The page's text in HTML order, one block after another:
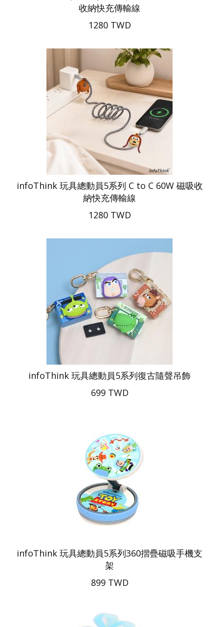
收納快充傳輸線
1280 TWD
infoThink 玩具總動員5系列 C to C 60W 磁吸收
納快充傳輸線
1280 TWD
infoThink 玩具總動員5系列復古隨聲吊飾
699 TWD
infoThink 玩具總動員5系列360摺疊磁吸手機支
架
899 TWD